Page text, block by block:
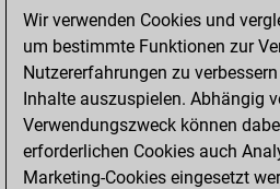
13, 2024
You
your Fritz
Freitag,
Januar 12,
Wir verwenden Cookies und
um bestimmte Funktionen zur
Nutzererfahrungen zu
Inhalte auszuspielen. Abhängig
Verwendungszweck können
erforderlichen Cookies auch
Marketing-Cookies eingesetzt